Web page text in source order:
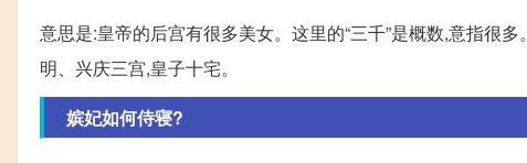
意思是:皇帝的后宫有很多美女。这里的“三千”是概数,意指很
明、兴庆三宫,皇子十宅。
嫔妃如何侍寝?